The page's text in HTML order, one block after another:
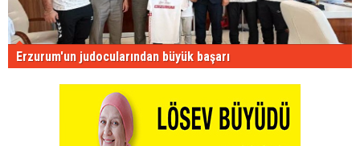
Erzurum'un judocularından büyük başarı